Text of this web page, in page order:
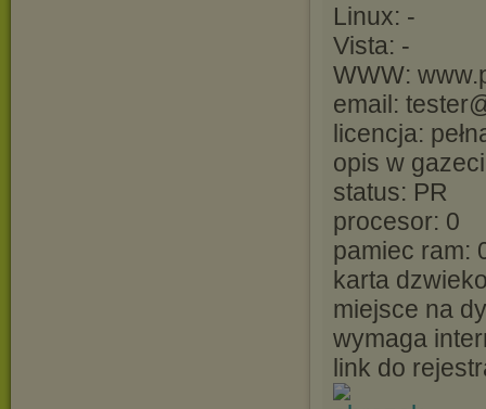
Linux: -
Vista: -
WWW:
email:
licencja:
opis w
status: PR
procesor: 0
pamiec ram:
karta
miejsce na
wymaga
link do